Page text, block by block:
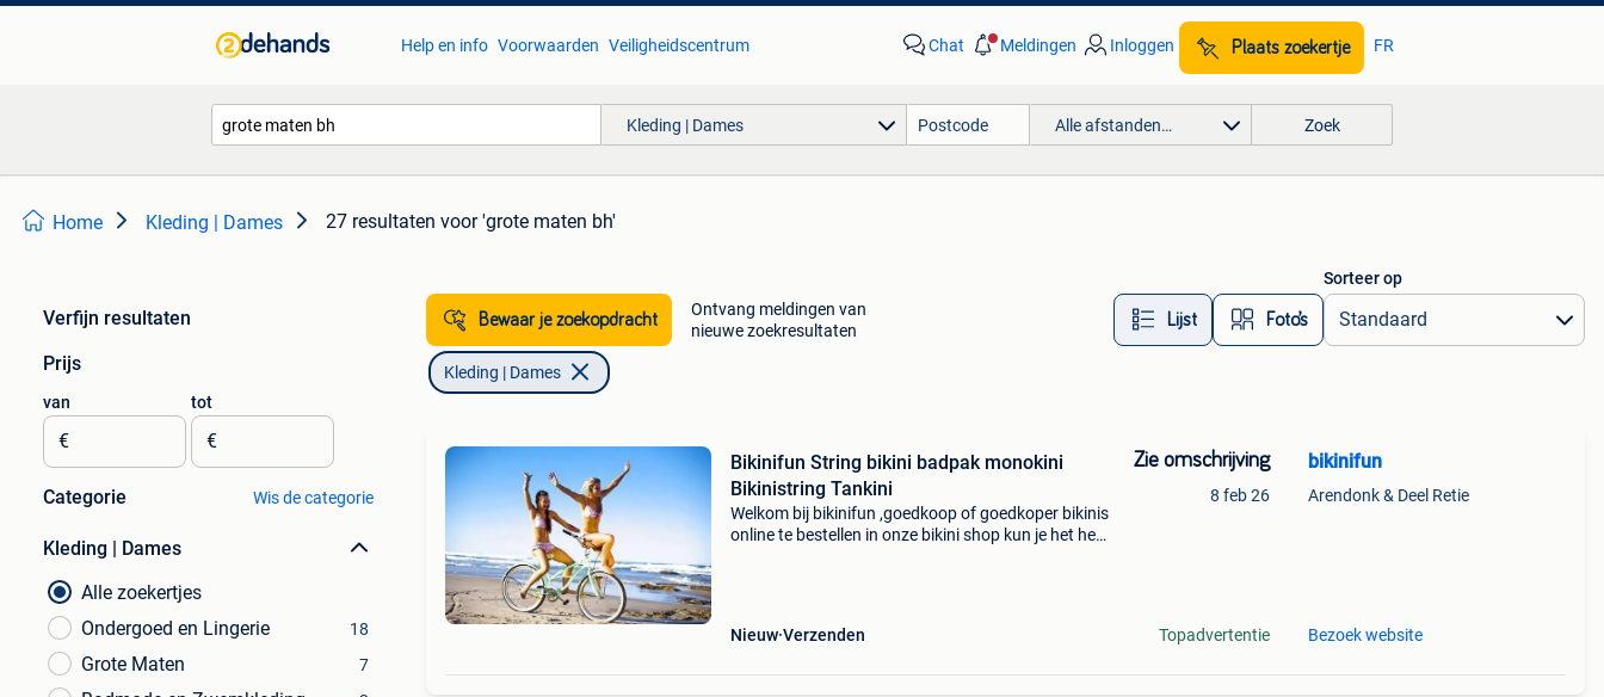
Help en info Voorwaarden Veiligheidscentrum Chat Meldingen Inloggen Plaats zoekertje FR
Kleding | Dames Alle afstanden… Zoek
Home Kleding | Dames 27 resultaten voor 'grote maten bh'
Verfijn resultaten
Prijs
van
€
tot
€
Categorie Wis de categorie
Kleding | Dames
Alle zoekertjes
Ondergoed en Lingerie
18
Grote Maten 7
Bewaar je zoekopdracht
Ontvang meldingen van
nieuwe zoekresultaten
Lijst Foto’s
Sorteer op
Kleding | Dames
Bikinifun String bikini badpak monokini
Bikinistring Tankini
Welkom bij bikinifun ,goedkoop of goedkoper bikinis
online te bestellen in onze bikini shop kun je het hele
Nieuw Verzenden
Zie omschrijving
8 feb 26
Topadvertentie
bikinifun
Arendonk & Deel Retie
Bezoek website